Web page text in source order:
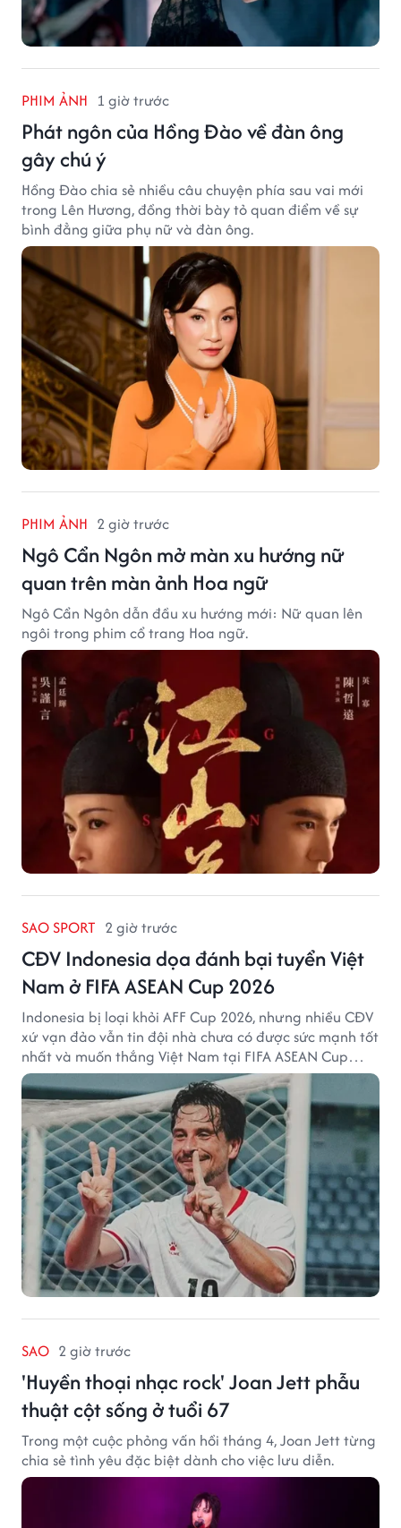
PHIM ẢNH 1 giờ trước
Phát ngôn của Hồng Đào về đàn ông
gây chú ý
Hồng Đào chia sẻ nhiều câu chuyện phía sau vai mới
trong Lên Hương, đồng thời bày tỏ quan điểm về sự
bình đẳng giữa phụ nữ và đàn ông.
PHIM ẢNH 2 giờ trước
Ngô Cẩn Ngôn mở màn xu hướng nữ
quan trên màn ảnh Hoa ngữ
Ngô Cẩn Ngôn dẫn đầu xu hướng mới: Nữ quan lên
ngôi trong phim cổ trang Hoa ngữ.
SAO SPORT 2 giờ trước
CĐV Indonesia dọa đánh bại tuyển Việt
Nam ở FIFA ASEAN Cup 2026
Indonesia bị loại khỏi AFF Cup 2026, nhưng nhiều CĐV
xứ vạn đảo vẫn tin đội nhà chưa có được sức mạnh tốt
nhất và muốn thắng Việt Nam tại FIFA ASEAN Cup
2026.
SAO 2 giờ trước
'Huyền thoại nhạc rock' Joan Jett phẫu
thuật cột sống ở tuổi 67
Trong một cuộc phỏng vấn hồi tháng 4, Joan Jett từng
chia sẻ tình yêu đặc biệt dành cho việc lưu diễn.